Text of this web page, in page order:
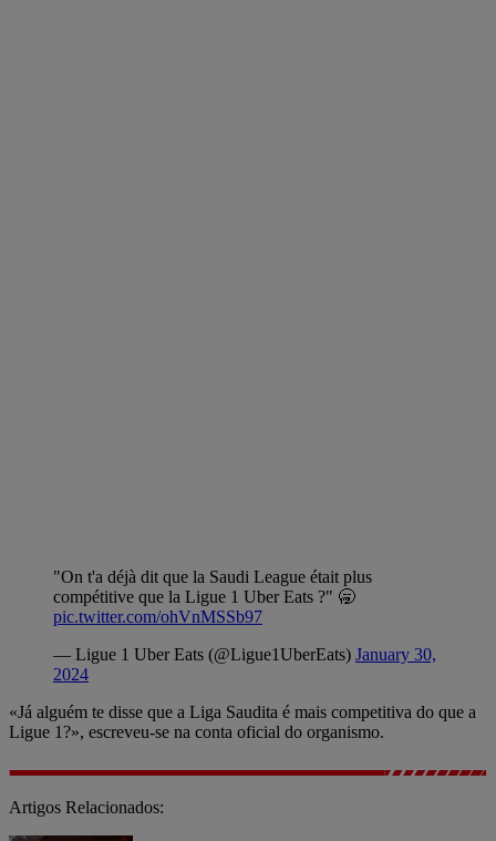
"On t'a déjà dit que la Saudi League était plus
compétitive que la Ligue 1 Uber Eats ?" 🥱
pic.twitter.com/ohVnMSSb97
— Ligue 1 Uber Eats (@Ligue1UberEats) January 30,
2024
«Já alguém te disse que a Liga Saudita é mais competitiva do que a
Ligue 1?», escreveu-se na conta oficial do organismo.
Artigos Relacionados: